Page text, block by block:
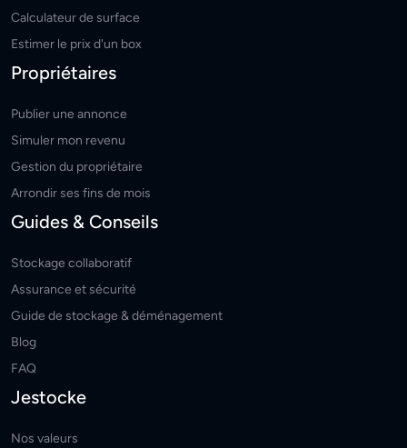
Calculateur de surface
Estimer le prix d'un box
Propriétaires
Publier une annonce
Simuler mon revenu
Gestion du propriétaire
Arrondir ses fins de mois
Guides & Conseils
Stockage collaboratif
Assurance et sécurité
Guide de stockage & déménagement
Blog
FAQ
Jestocke
Nos valeurs